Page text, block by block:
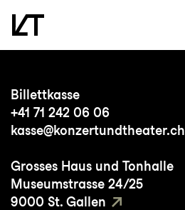
Zum Footer springen
Billettkasse
+41 71 242 06 06
kasse@konzertundtheater.ch
Grosses Haus und Tonhalle
Museumstrasse 24/25
9000 St. Gallen